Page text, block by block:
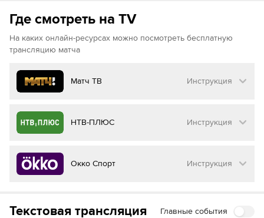
Где смотреть на TV
На каких онлайн-ресурсах можно посмотреть бесплатную
трансляцию матча
Матч ТВ Инструкция
Как смотреть бесплатно трансляцию матча
Матч ТВ
Инструкция
Перейдите на сайт МАТЧ ТВ
НТВ-ПЛЮС Инструкция
Как смотреть бесплатно трансляцию матча
на НТВ ПЛЮС
Окко Спорт Инструкция
на Окко ТВ
Текстовая трансляция Главные события